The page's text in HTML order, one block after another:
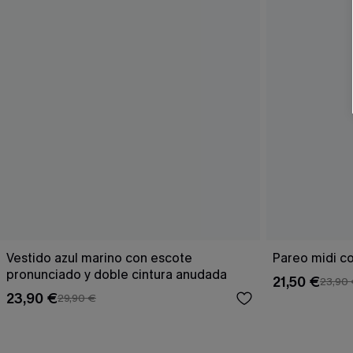
Vestido azul marino con escote
pronunciado y doble cintura anudada
23,90 €29,90 €
Pareo midi
21,50 €23,90